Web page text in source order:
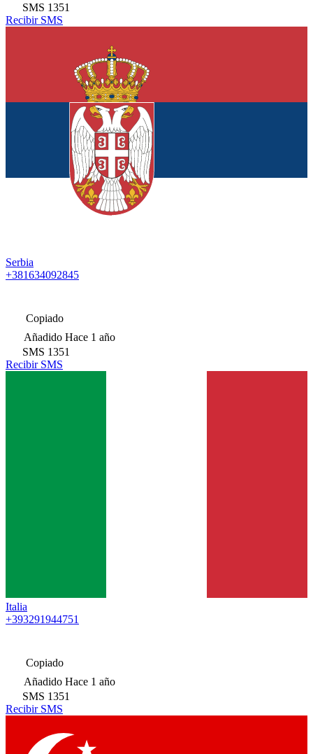
SMS 1351
Recibir SMS
Serbia
+381634092845
Copiado
Añadido Hace 1 año
SMS 1351
Recibir SMS
Italia
+393291944751
Copiado
Añadido Hace 1 año
SMS 1351
Recibir SMS